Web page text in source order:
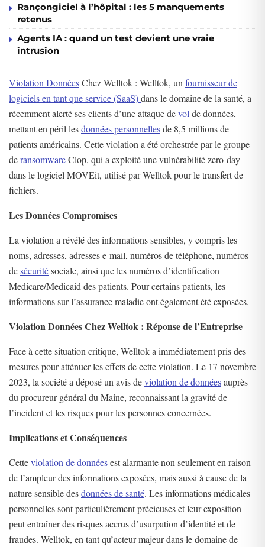
Rançongiciel à l’hôpital : les 5 manquements
retenus
Agents IA : quand un test devient une vraie
intrusion
Violation DonnéesChez Welltok : Welltok, un fournisseur de
logiciels en tant que service (SaaS)dans le domaine de la santé, a
récemment alerté ses clients d’une attaque devol de données,
mettant en péril lesdonnées personnellesde 8,5 millions de
patients américains. Cette violation a été orchestrée par le groupe
deransomwareClop, qui a exploité une vulnérabilité zero-day
dans le logiciel MOVEit, utilisé par Welltok pour le transfert de
fichiers​​.
Les Données Compromises
La violation a révélé des informations sensibles, y compris les
noms, adresses, adresses e-mail, numéros de téléphone, numéros
desécuritésociale, ainsi que les numéros d’identification
Medicare/Medicaid des patients. Pour certains patients, les
informations sur l’assurance maladie ont également été exposées​​.
Violation Données Chez Welltok : Réponse de l’Entreprise
Face à cette situation critique, Welltok a immédiatement pris des
mesures pour atténuer les effets de cette violation. Le 17 novembre
2023, la société a déposé un avis deviolation de donnéesauprès
du procureur général du Maine, reconnaissant la gravité de
l’incident et les risques pour les personnes concernées​​.
Implications et Conséquences
Cetteviolation de donnéesest alarmante non seulement en raison
de l’ampleur des informations exposées, mais aussi à cause de la
nature sensible desdonnées de santé. Les informations médicales
personnelles sont particulièrement précieuses et leur exposition
peut entraîner des risques accrus d’usurpation d’identité et de
fraudes. Welltok, en tant qu’acteur majeur dans le domaine de